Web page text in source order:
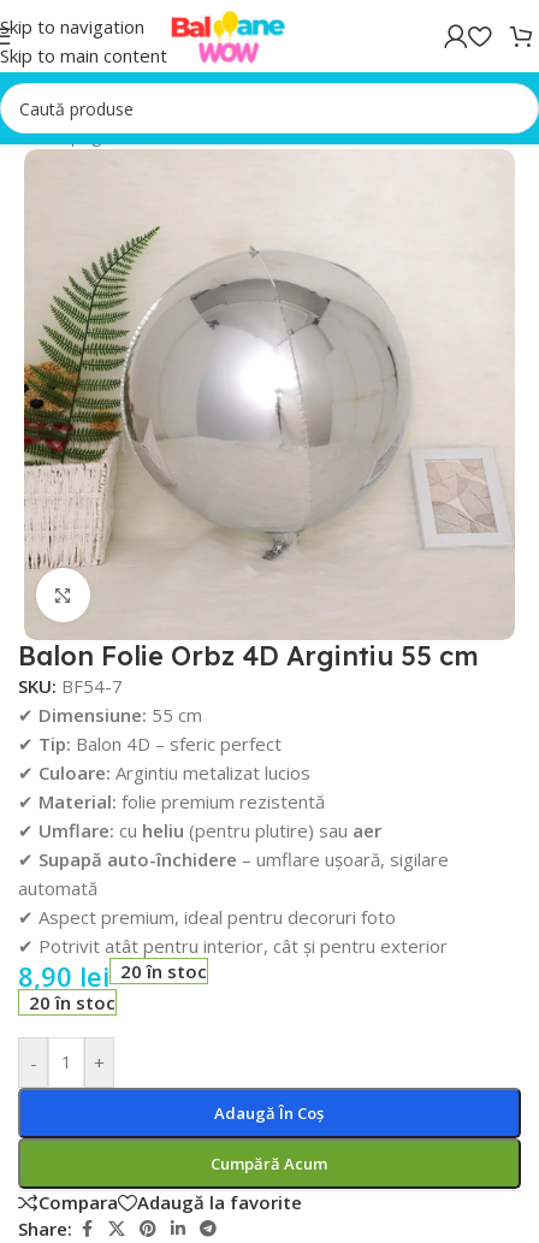
Skip to navigation
Skip to main content
Prima pagină/Baloane folie
Faceți click pentru a mări
Balon Folie Orbz 4D Argintiu 55 cm
SKU: BF54-7
✔ Dimensiune: 55 cm
✔ Tip: Balon 4D – sferic perfect
✔ Culoare: Argintiu metalizat lucios
✔ Material: folie premium rezistentă
✔ Umflare: cu heliu (pentru plutire) sau aer
✔ Supapă auto-închidere – umflare ușoară, sigilare
automată
✔ Aspect premium, ideal pentru decoruri foto
✔ Potrivit atât pentru interior, cât și pentru exterior
8,90 lei 20 în stoc
20 în stoc
- +
Adaugă În Coș
Cumpără Acum
Compara
Adaugă la favorite
Share: